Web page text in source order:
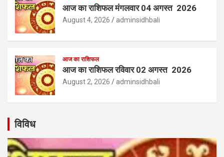
आज का राशिफल मंगलवार 04 अगस्त 2026
August 4, 2026 adminsidhbali
आज का राशिफल
आज का राशिफल रविवार 02 अगस्त 2026
August 2, 2026 adminsidhbali
विविध